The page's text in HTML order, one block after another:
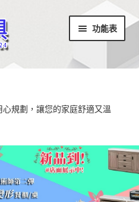
功能表
規劃，讓您的家庭舒適又溫